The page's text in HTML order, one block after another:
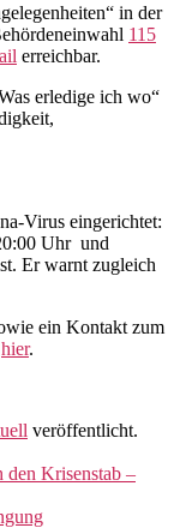
in der
115
erreichbar.
erledige ich wo“
Virus eingerichtet:
Uhr und
Er warnt zugleich
ein Kontakt zum
hier.
veröffentlicht.
Krisenstab –